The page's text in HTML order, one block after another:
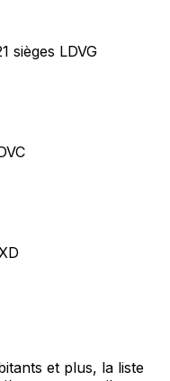
sièges LDVG
et plus, la liste